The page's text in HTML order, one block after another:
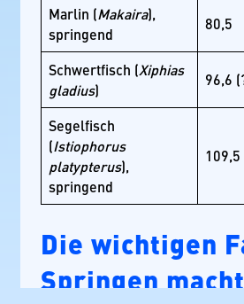
Marlin (Makaira),
springend
80,5
Schwertfisch (Xiphias
gladius)
96,6
Segelfisch
(Istiophorus
platypterus),
springend
109,5
Die wichtigen
Springen macht